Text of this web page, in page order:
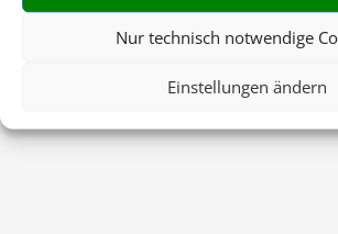
Nur technisch notwendige
Einstellungen ändern